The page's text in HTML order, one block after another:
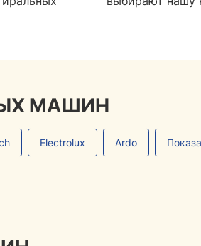
МАШИН
Electrolux Ardo